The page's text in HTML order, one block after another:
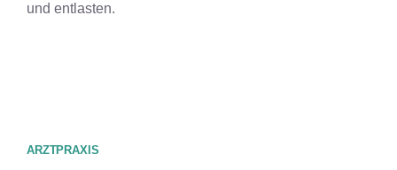
und entlasten.
ARZTPRAXIS